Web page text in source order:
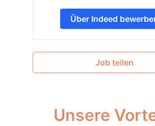
Über Indeed
Job teilen
Unsere